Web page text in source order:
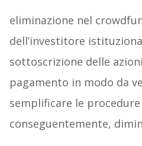
eliminazione nel
dell’investitore
sottoscrizione delle
pagamento in modo da
semplificare le procedure
conseguentemente,